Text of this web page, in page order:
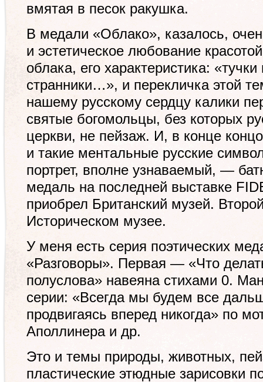
вмятая в песок ракушка.
В медали «Облако», казалось,
и эстетическое любование
облака, его характеристика:
странники…», и перекличка этой
нашему русскому сердцу калики
святые богомольцы, без которых
церкви, не пейзаж. И, в конце
и такие ментальные русские
портрет, вполне узнаваемый, —
медаль на последней выставке
приобрел Британский музей.
Историческом музее.
У меня есть серия поэтических
«Разговоры». Первая — «Что
полуслова» навеяна стихами 0.
серии: «Всегда мы будем все
продвигаясь вперед никогда» по
Аполлинера и др.
Это и темы природы, животных,
пластические этюдные зарисовки